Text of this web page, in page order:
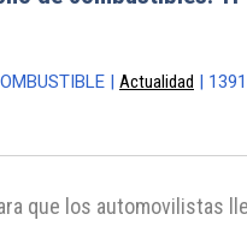
| Actualidad |
que los automovilistas